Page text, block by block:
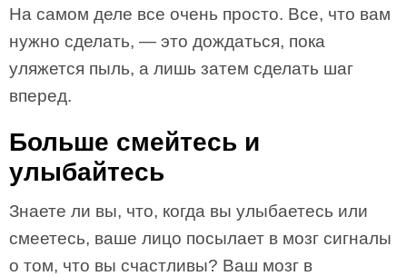
На самом деле все очень просто. Все, что вам
нужно сделать, — это дождаться, пока
уляжется пыль, а лишь затем сделать шаг
вперед.
Больше смейтесь и
улыбайтесь
Знаете ли вы, что, когда вы улыбаетесь или
смеетесь, ваше лицо посылает в мозг сигналы
о том, что вы счастливы? Ваш мозг в